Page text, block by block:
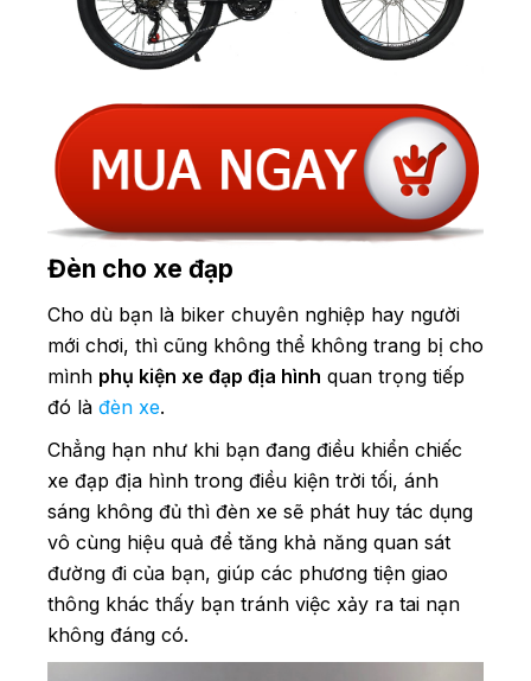
Đèn cho xe đạp
Cho dù bạn là biker chuyên nghiệp hay người
mới chơi, thì cũng không thể không trang bị cho
mình phụ kiện xe đạp địa hình quan trọng tiếp
đó là đèn xe.
Chẳng hạn như khi bạn đang điều khiển chiếc
xe đạp địa hình trong điều kiện trời tối, ánh
sáng không đủ thì đèn xe sẽ phát huy tác dụng
vô cùng hiệu quả để tăng khả năng quan sát
đường đi của bạn, giúp các phương tiện giao
thông khác thấy bạn tránh việc xảy ra tai nạn
không đáng có.